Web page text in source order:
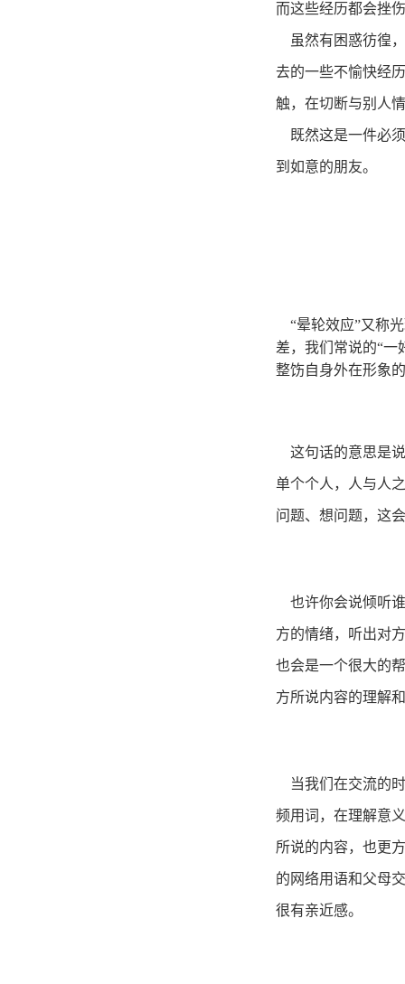
而这些经历都会挫
虽然有困惑彷徨
去的一些不愉快经
触，在切断与别人
既然这是一件必
到如意的朋友。
“晕轮效应”又称
差，我们常说的“一
整饬自身外在形象
这句话的意思是
单个个人，人与人
问题、想问题，这
也许你会说倾听
方的情绪，听出对
也会是一个很大的
方所说内容的理解
当我们在交流的
频用词，在理解意
所说的内容，也更
的网络用语和父母
很有亲近感。